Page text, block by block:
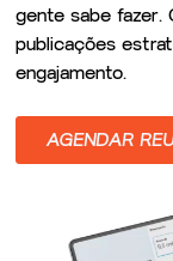
gente sabe fazer.
publicações
engajamento.
AGENDAR